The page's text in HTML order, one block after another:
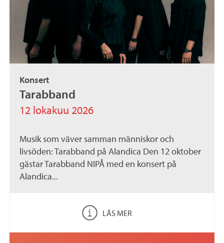
Konsert
Tarabband
12 lokakuu 2026
Musik som väver samman människor och
livsöden: Tarabband på Alandica Den 12 oktober
gästar Tarabband NIPÅ med en konsert på
Alandica...
LÄS MER